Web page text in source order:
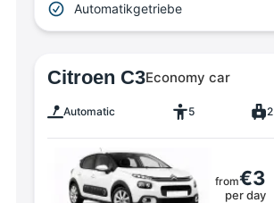
Automatikgetriebe
Citroen C3Economy car
Automatic 5 2
from€3
per day